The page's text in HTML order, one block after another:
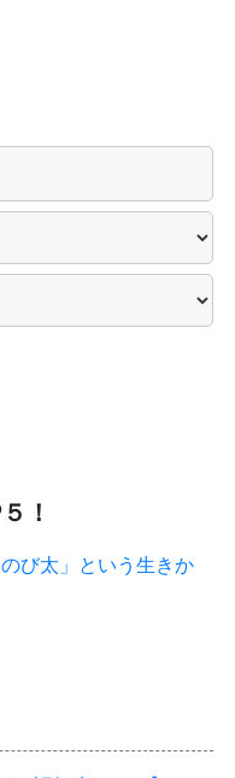
！
のび太」という生きか